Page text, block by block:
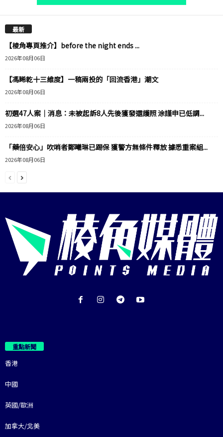
最新
【棱角專頁推介】before the night ends ...
2026年08月06日
【馮睎乾十三維度】一稿兩投的「回流香港」潮文
2026年08月06日
初選47人案｜消息：未被起訴8人先後獲發還護照 涂謹申已低調...
2026年08月06日
「藥倍安心」吹哨者鄭曦琳已踢保 獲警方無條件釋放 據悉重案組...
2026年08月06日
重點新聞
香港
中國
英國/歐洲
加拿大/北美